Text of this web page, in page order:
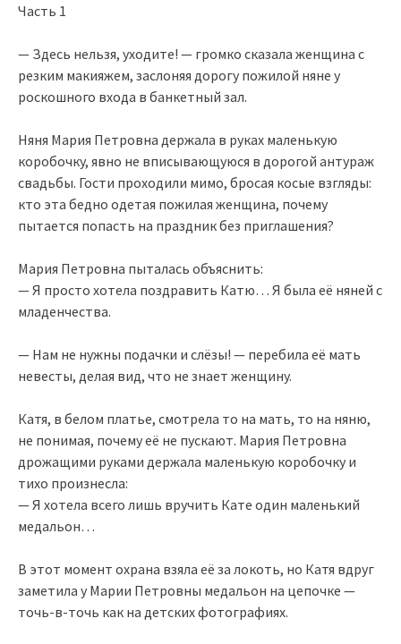
Часть 1
— Здесь нельзя, уходите! — громко сказала женщина с
резким макияжем, заслоняя дорогу пожилой няне у
роскошного входа в банкетный зал.
Няня Мария Петровна держала в руках маленькую
коробочку, явно не вписывающуюся в дорогой антураж
свадьбы. Гости проходили мимо, бросая косые взгляды:
кто эта бедно одетая пожилая женщина, почему
пытается попасть на праздник без приглашения?
Мария Петровна пыталась объяснить:
— Я просто хотела поздравить Катю… Я была её няней с
младенчества.
— Нам не нужны подачки и слёзы! — перебила её мать
невесты, делая вид, что не знает женщину.
Катя, в белом платье, смотрела то на мать, то на няню,
не понимая, почему её не пускают. Мария Петровна
дрожащими руками держала маленькую коробочку и
тихо произнесла:
— Я хотела всего лишь вручить Кате один маленький
медальон…
В этот момент охрана взяла её за локоть, но Катя вдруг
заметила у Марии Петровны медальон на цепочке —
точь‑в‑точь как на детских фотографиях.